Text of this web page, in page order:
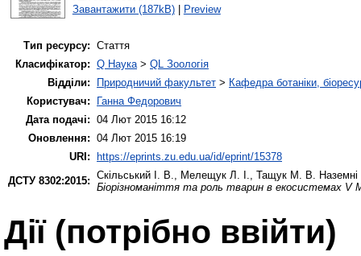
Завантажити (187kB)| Preview
Тип ресурсу: Стаття
Класифікатор: Q Наука> QL Зоологія
Відділи:
Природничий факультет > Кафедра ботаніки,
Користувач:
Ганна Федорович
Дата подачі: 04 Лют 2015 16:12
Оновлення: 04 Лют 2015 16:19
URI:
https://eprints.zu.edu.ua/id/eprint/15378
ДСТУ 8302:2015: Скільський І. В., Мелещук Л. І., Тащук М. В.
Біорізноманіття та роль тварин в екосистемах V
Дії ​​(потрібно ввійти)